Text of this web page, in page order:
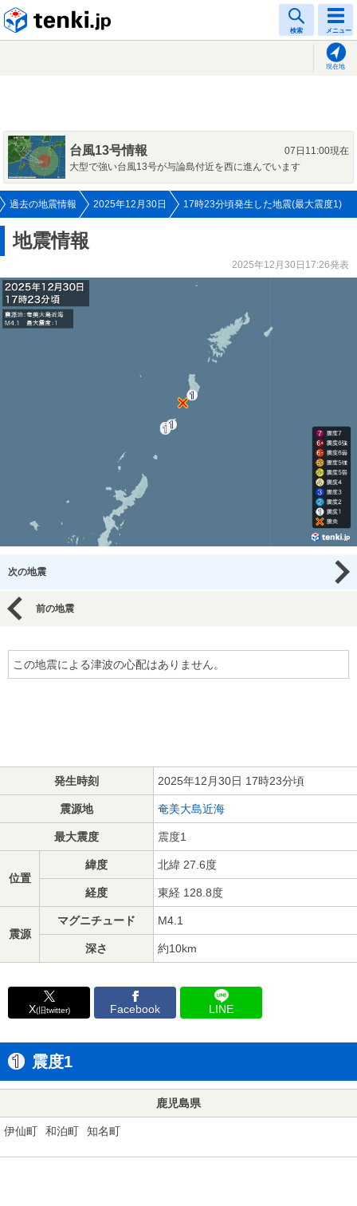
検索 メニュー
現在地
台風13号情報
07日11:00現在
大型で強い台風13号が与論島付近を西に進んでいます
過去の地震情報 2025年12月30日 17時23分頃発生した地震(最大震度1)
地震情報
2025年12月30日17:26発表
次の地震
前の地震
この地震による津波の心配はありません。
発生時刻 2025年12月30日 17時23分頃
震源地 奄美大島近海
最大震度 震度1
位置
緯度 北緯 27.6度
経度 東経 128.8度
震源
マグニチュード M4.1
深さ 約10km
X(旧twitter) Facebook LINE
震度1
鹿児島県
伊仙町 和泊町 知名町